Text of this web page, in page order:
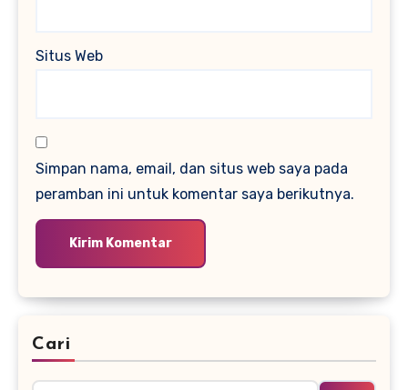
Situs Web
Simpan nama, email, dan situs web saya pada
peramban ini untuk komentar saya berikutnya.
Cari